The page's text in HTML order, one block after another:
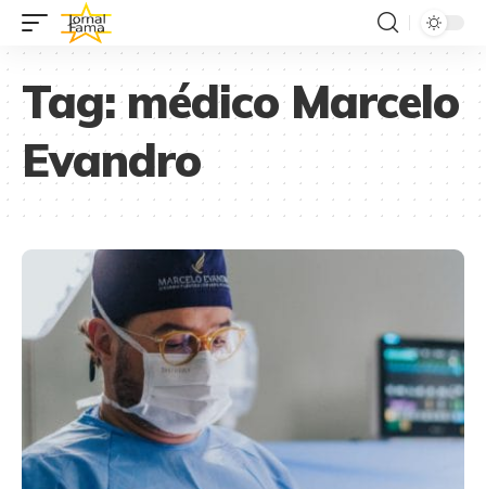
Tag:médico Marcelo
Evandro